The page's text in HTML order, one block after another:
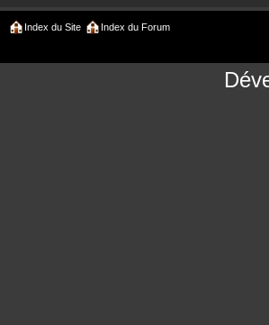
Index du Site Index du Forum